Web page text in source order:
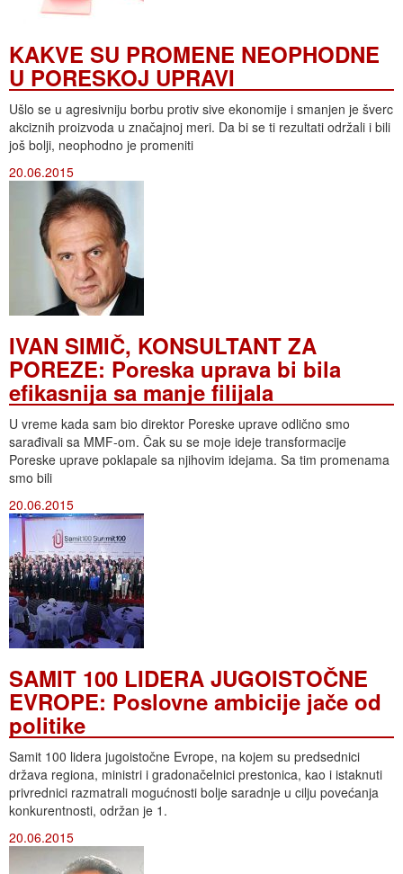
KAKVE SU PROMENE NEOPHODNE
U PORESKOJ UPRAVI
Ušlo se u agresivniju borbu protiv sive ekonomije i smanjen je šverc
akciznih proizvoda u značajnoj meri. Da bi se ti rezultati održali i bili
još bolji, neophodno je promeniti
20.06.2015
IVAN SIMIČ, KONSULTANT ZA
POREZE: Poreska uprava bi bila
efikasnija sa manje filijala
U vreme kada sam bio direktor Poreske uprave odlično smo
sarađivali sa MMF-om. Čak su se moje ideje transformacije
Poreske uprave poklapale sa njihovim idejama. Sa tim promenama
smo bili
20.06.2015
SAMIT 100 LIDERA JUGOISTOČNE
EVROPE: Poslovne ambicije jače od
politike
Samit 100 lidera jugoistočne Evrope, na kojem su predsednici
država regiona, ministri i gradonačelnici prestonica, kao i istaknuti
privrednici razmatrali mogućnosti bolje saradnje u cilju povećanja
konkurentnosti, održan je 1.
20.06.2015